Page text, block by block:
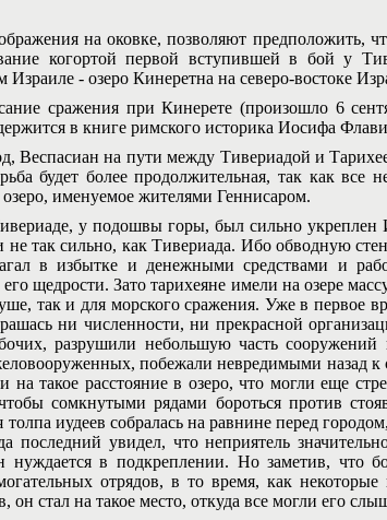
на оковке, позволяют предположить,
когортой первой вступившей в бой у
- озеро Кинеретна на северо-востоке
сражения при Кинерете (произошло 6
в книге римского историка Иосифа
Веспасиан на пути между Тивериадой и
будет более продолжительная, так как все
именуемое жителями Геннисаром.
у подошвы горы, был сильно укреплен
так сильно, как Тивериада. Ибо обводную
в избытке и денежными средствами и
его щедрости. Зато тарихеяне имели на озере
так и для морского сражения. Уже в первое
ни численности, ни прекрасной
разрушили небольшую часть
побежали невредимыми назад к
такое расстояние в озеро, что могли еще
сомкнутыми рядами бороться против
иудеев собралась на равнине перед
последний увидел, что неприятель
нуждается в подкреплении. Но заметив, что
отрядов, в то время, как некоторые
он стал на такое место, откуда все могли его